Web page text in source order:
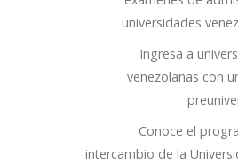
universidades
Ingresa a
venezolanas con
Conoce el
intercambio de la